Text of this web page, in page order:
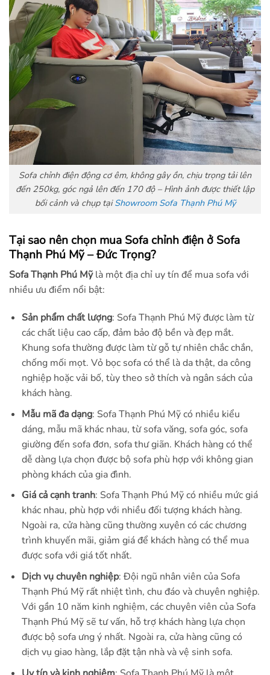
Sofa chỉnh điện động cơ êm, không gây ồn, chịu trọng tải lên
đến 250kg, góc ngả lên đến 170 độ – Hình ảnh được thiết lập
bối cảnh và chụp tạiShowroom Sofa Thạnh Phú Mỹ
Tại sao nên chọn mua Sofa chỉnh điện ở Sofa
Thạnh Phú Mỹ – Đức Trọng?
Sofa Thạnh Phú Mỹlà một địa chỉ uy tín để mua sofa với
nhiều ưu điểm nổi bật:
Sản phẩm chất lượng: Sofa Thạnh Phú Mỹ được làm từ
các chất liệu cao cấp, đảm bảo độ bền và đẹp mắt.
Khung sofa thường được làm từ gỗ tự nhiên chắc chắn,
chống mối mọt. Vỏ bọc sofa có thể là da thật, da công
nghiệp hoặc vải bố, tùy theo sở thích và ngân sách của
khách hàng.
Mẫu mã đa dạng: Sofa Thạnh Phú Mỹ có nhiều kiểu
dáng, mẫu mã khác nhau, từ sofa văng, sofa góc, sofa
giường đến sofa đơn, sofa thư giãn. Khách hàng có thể
dễ dàng lựa chọn được bộ sofa phù hợp với không gian
phòng khách của gia đình.
Giá cả cạnh tranh: Sofa Thạnh Phú Mỹ có nhiều mức giá
khác nhau, phù hợp với nhiều đối tượng khách hàng.
Ngoài ra, cửa hàng cũng thường xuyên có các chương
trình khuyến mãi, giảm giá để khách hàng có thể mua
được sofa với giá tốt nhất.
Dịch vụ chuyên nghiệp: Đội ngũ nhân viên của Sofa
Thạnh Phú Mỹ rất nhiệt tình, chu đáo và chuyên nghiệp.
Với gần 10 năm kinh nghiệm, các chuyên viên của Sofa
Thạnh Phú Mỹ sẽ tư vấn, hỗ trợ khách hàng lựa chọn
được bộ sofa ưng ý nhất. Ngoài ra, cửa hàng cũng có
dịch vụ giao hàng, lắp đặt tận nhà và vệ sinh sofa.